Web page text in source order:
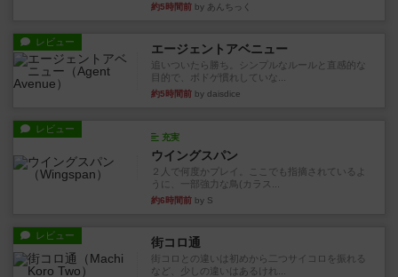
約5時間前 by あんちっく
レビュー エージェントアベニュー
追いついたら勝ち。シンプルなルールと直感的な
目的で、ボドゲ慣れしていな...
約5時間前 by daisdice
レビュー
充実
ウイングスパン
２人で何度かプレイ。ここでも指摘されているよ
うに、一部強力な鳥(カラス...
約6時間前 by S
レビュー 街コロ通
街コロとの違いは初めから二つサイコロを振れる
など、少しの違いはあるけれ...